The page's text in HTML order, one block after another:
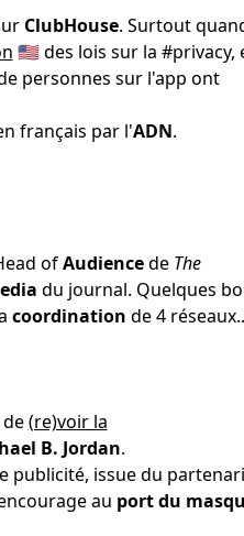
ClubHouse. Surtout
🇺🇸 des lois sur la #privacy,
personnes sur l'app ont
français par l'ADN.
ofAudiencede The
du journal. Quelques
coordination de 4
(re)voir la
B. Jordan.
publicité, issue du
au port du